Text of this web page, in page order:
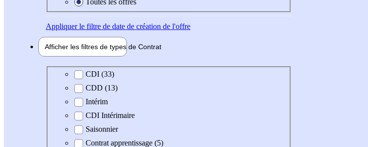
Appliquerle filtre de date de création de l'offre
Afficher les filtres de types de Contrat
Type de contratCDI (33)
CDD (13)
Intérim
CDI Intérimaire
Saisonnier
Contrat apprentissage (5)